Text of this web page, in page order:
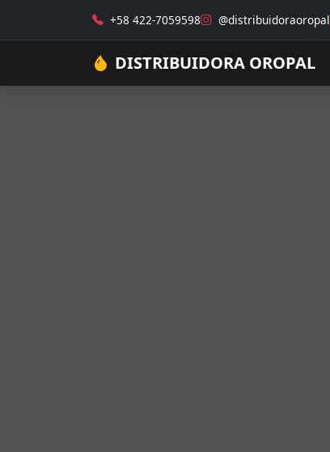
+58 422-7059598 @distribuidoraoropal
DISTRIBUIDORA OROPAL